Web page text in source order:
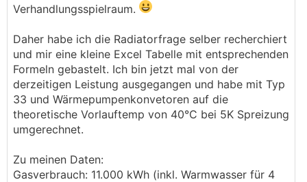
Verhandlungsspielraum.
Daher habe ich die Radiatorfrage selber recherchiert
und mir eine kleine Excel Tabelle mit entsprechenden
Formeln gebastelt. Ich bin jetzt mal von der
derzeitigen Leistung ausgegangen und habe mit Typ
33 und Wärmepumpenkonvetoren auf die
theoretische Vorlauftemp von 40°C bei 5K Spreizung
umgerechnet.
Zu meinen Daten:
Gasverbrauch: 11.000 kWh (inkl. Warmwasser für 4